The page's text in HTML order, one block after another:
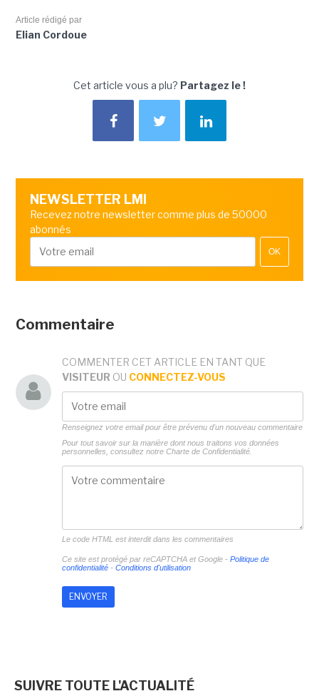
Article rédigé par
Elian Cordoue
Cet article vous a plu? Partagez le !
NEWSLETTER LMI
Recevez notre newsletter comme plus de 50000
abonnés
OK
Commentaire
COMMENTER CET ARTICLE EN TANT QUE
VISITEUR OU CONNECTEZ-VOUS
Renseignez votre email pour être prévenu d'un nouveau commentaire
Pour tout savoir sur la manière dont nous traitons vos données
personnelles, consultez notre Charte de Confidentialité.
Le code HTML est interdit dans les commentaires
Ce site est protégé par reCAPTCHA et Google - Politique de
confidentialité- Conditions d'utilisation
SUIVRE TOUTE L'ACTUALITÉ